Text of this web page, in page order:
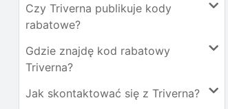
Czy Triverna publikuje kody
rabatowe?
Gdzie znajdę kod rabatowy
Triverna?
Jak skontaktować się z Triverna?